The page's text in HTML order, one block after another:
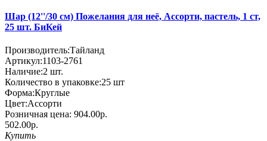
Шар (12''/30 см) Пожелания для неё, Ассорти, пастель, 1 ст,
25 шт. БиКей
Производитель:Тайланд
Артикул:1103-2761
Наличие:2 шт.
Количество в упаковке:25 шт
Форма:Круглые
Цвет:Ассорти
Розничная цена: 904.00р.
502.00р.
Купить